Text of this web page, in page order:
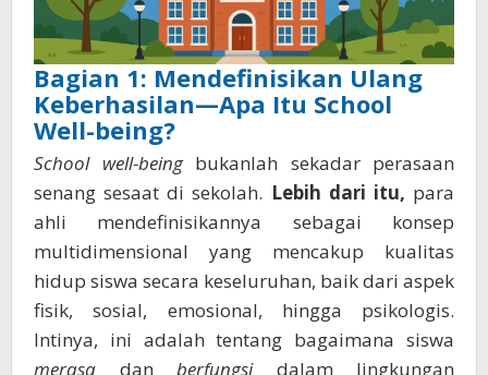
Bagian 1: Mendefinisikan Ulang
Keberhasilan—Apa Itu School
Well-being?
School well-beingbukanlah sekadar perasaan
senang sesaat di sekolah. Lebih dari itu, para
ahli mendefinisikannya sebagai konsep
multidimensional yang mencakup kualitas
hidup siswa secara keseluruhan, baik dari aspek
fisik, sosial, emosional, hingga psikologis.
Intinya, ini adalah tentang bagaimana siswa
merasa dan berfungsidalam lingkungan